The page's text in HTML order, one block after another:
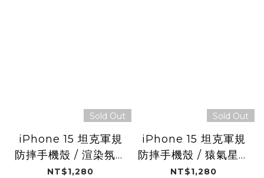
Sold Out
iPhone 15 坦克軍規
防摔手機殼 / 渲染氛圍
(桃園璞園領航猿)
NT$1,280
Sold Out
iPhone 15 坦克軍規
防摔手機殼 / 猿氣星空
(桃園璞園領航猿)
NT$1,280